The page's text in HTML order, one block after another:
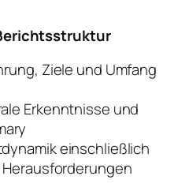
Ziele und Umfang
Erkenntnisse und
einschließlich